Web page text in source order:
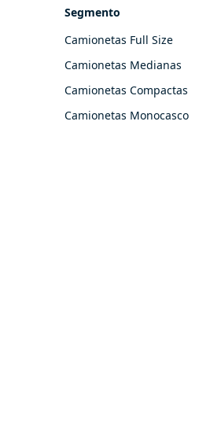
Segmento
Camionetas Full Size
Camionetas Medianas
Camionetas Compactas
Camionetas Monocasco